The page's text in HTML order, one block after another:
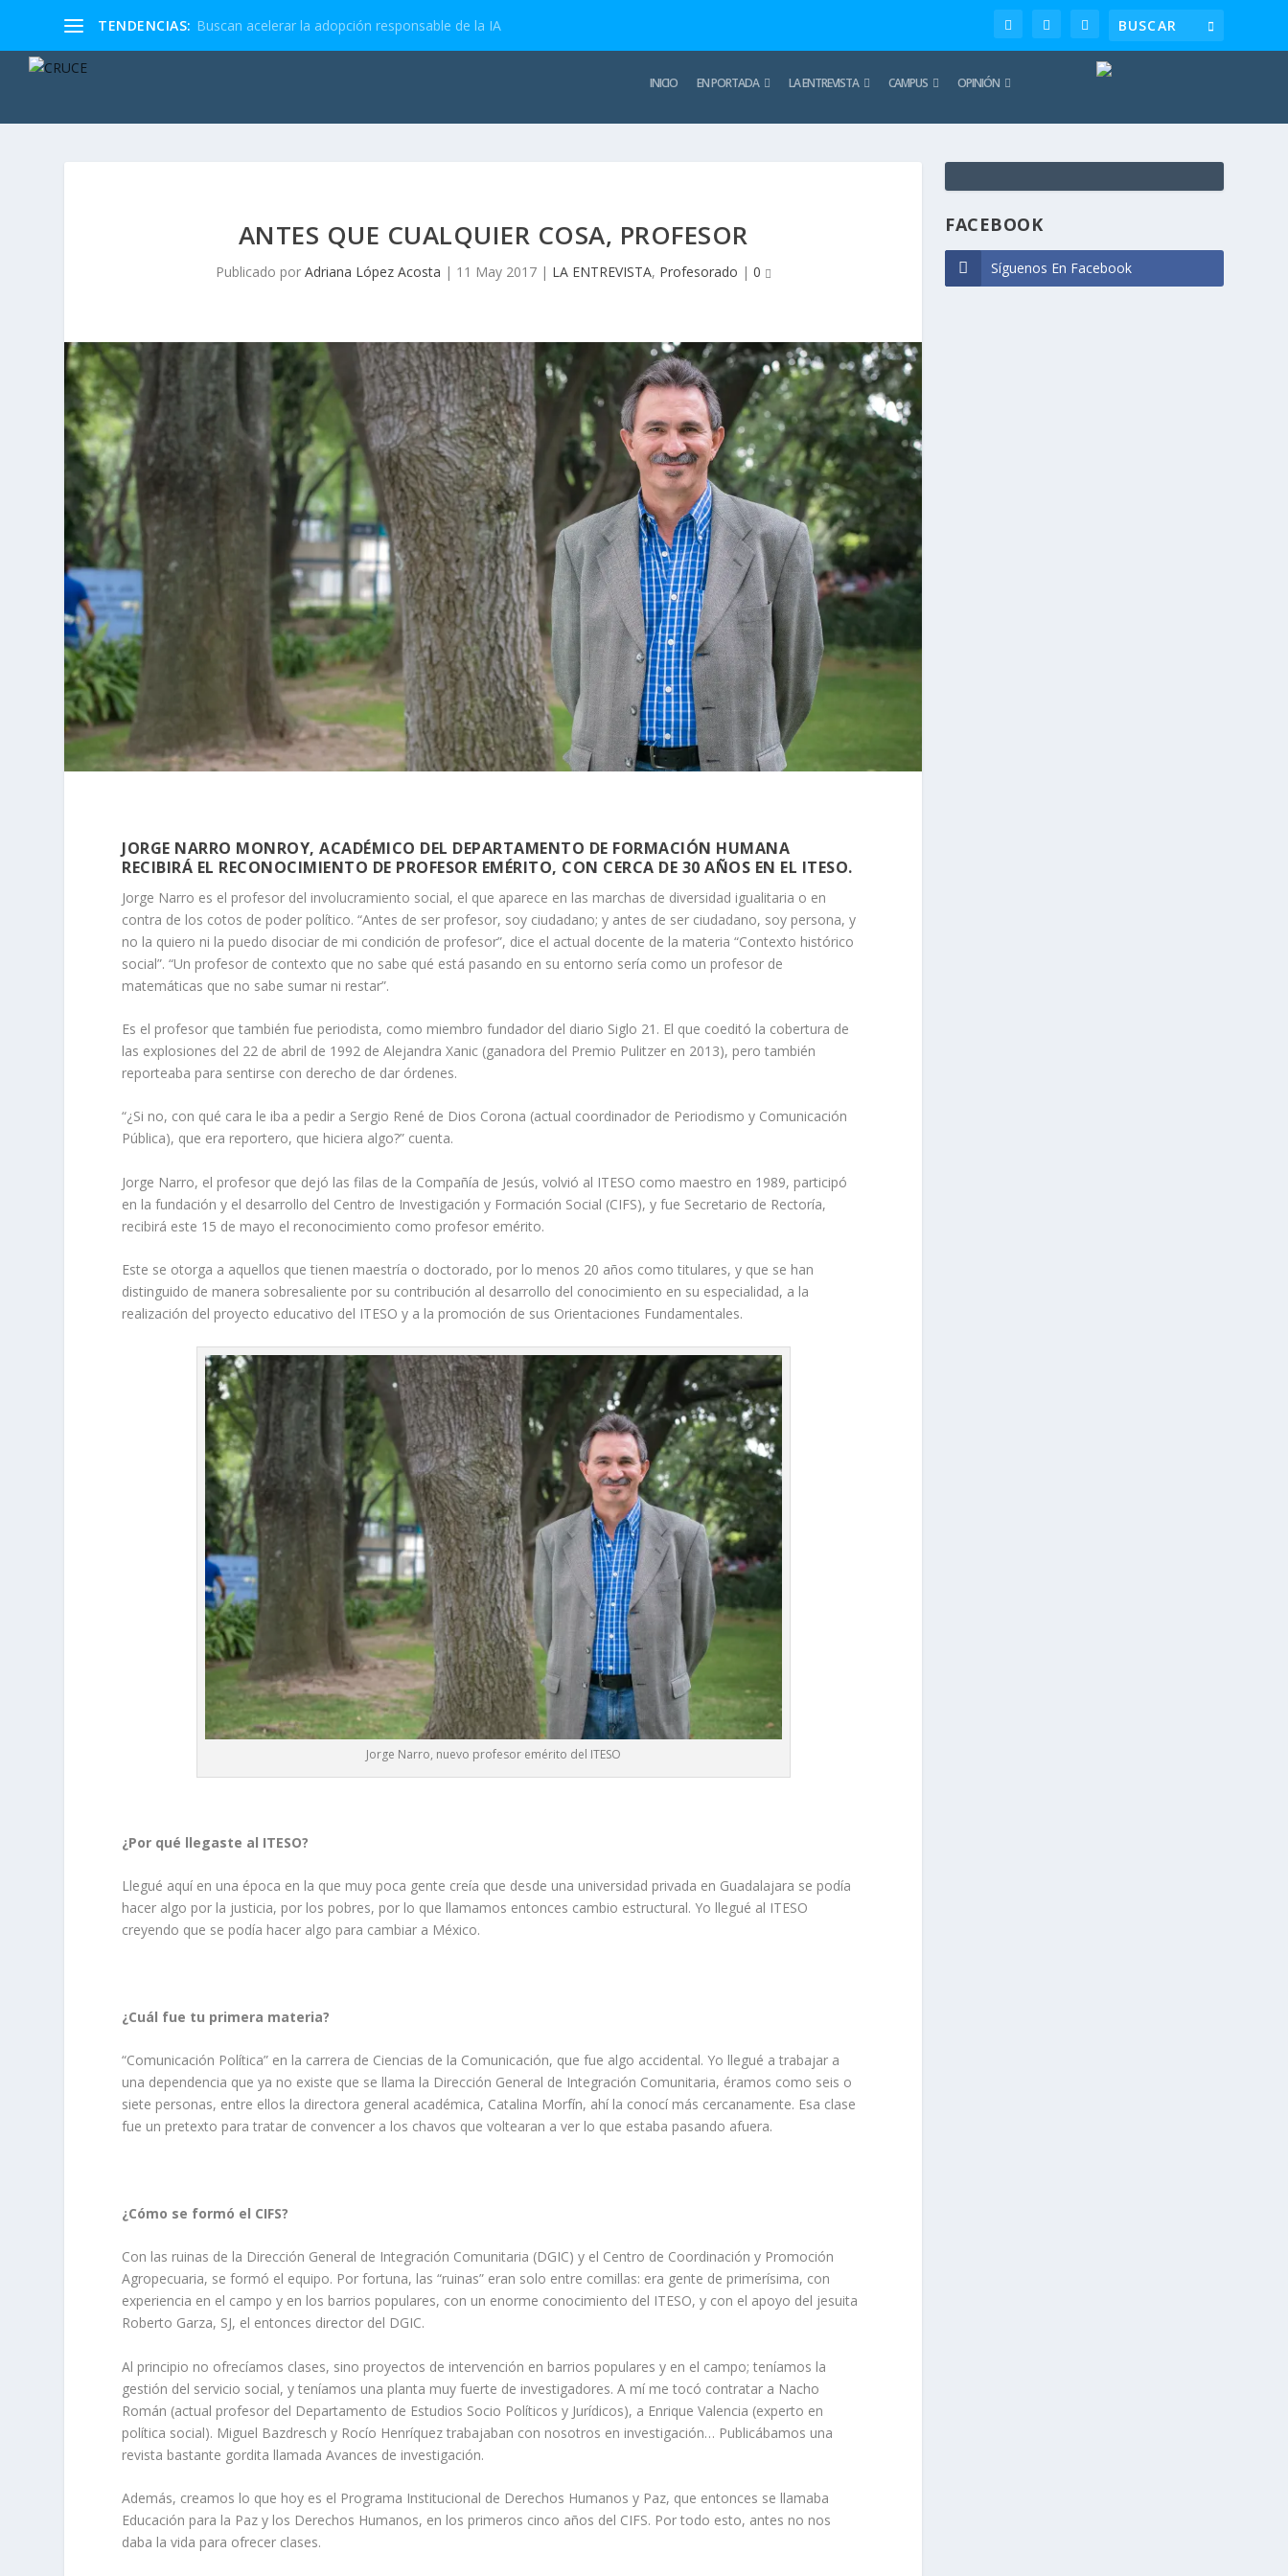
TENDENCIAS: Buscan acelerar la adopción responsable de la IA
INICIO EN PORTADA LA ENTREVISTA CAMPUS OPINIÓN
ANTES QUE CUALQUIER COSA, PROFESOR
Publicado por Adriana López Acosta | 11 May 2017| LA ENTREVISTA, Profesorado | 0
JORGE NARRO MONROY, ACADÉMICO DEL DEPARTAMENTO DE FORMACIÓN HUMANA
RECIBIRÁ EL RECONOCIMIENTO DE PROFESOR EMÉRITO, CON CERCA DE 30 AÑOS EN EL ITESO.
Jorge Narro es el profesor del involucramiento social, el que aparece en las marchas de diversidad igualitaria o en
contra de los cotos de poder político. “Antes de ser profesor, soy ciudadano; y antes de ser ciudadano, soy persona, y
no la quiero ni la puedo disociar de mi condición de profesor”, dice el actual docente de la materia “Contexto histórico
social”. “Un profesor de contexto que no sabe qué está pasando en su entorno sería como un profesor de
matemáticas que no sabe sumar ni restar”.
Es el profesor que también fue periodista, como miembro fundador del diario Siglo 21. El que coeditó la cobertura de
las explosiones del 22 de abril de 1992 de Alejandra Xanic (ganadora del Premio Pulitzer en 2013), pero también
reporteaba para sentirse con derecho de dar órdenes.
“¿Si no, con qué cara le iba a pedir a Sergio René de Dios Corona (actual coordinador de Periodismo y Comunicación
Pública), que era reportero, que hiciera algo?” cuenta.
Jorge Narro, el profesor que dejó las filas de la Compañía de Jesús, volvió al ITESO como maestro en 1989, participó
en la fundación y el desarrollo del Centro de Investigación y Formación Social (CIFS), y fue Secretario de Rectoría,
recibirá este 15 de mayo el reconocimiento como profesor emérito.
Este se otorga a aquellos que tienen maestría o doctorado, por lo menos 20 años como titulares, y que se han
distinguido de manera sobresaliente por su contribución al desarrollo del conocimiento en su especialidad, a la
realización del proyecto educativo del ITESO y a la promoción de sus Orientaciones Fundamentales.
Jorge Narro, nuevo profesor emérito del ITESO
¿Por qué llegaste al ITESO?
Llegué aquí en una época en la que muy poca gente creía que desde una universidad privada en Guadalajara se podía
hacer algo por la justicia, por los pobres, por lo que llamamos entonces cambio estructural. Yo llegué al ITESO
creyendo que se podía hacer algo para cambiar a México.
¿Cuál fue tu primera materia?
“Comunicación Política” en la carrera de Ciencias de la Comunicación, que fue algo accidental. Yo llegué a trabajar a
una dependencia que ya no existe que se llama la Dirección General de Integración Comunitaria, éramos como seis o
siete personas, entre ellos la directora general académica, Catalina Morfín, ahí la conocí más cercanamente. Esa clase
fue un pretexto para tratar de convencer a los chavos que voltearan a ver lo que estaba pasando afuera.
¿Cómo se formó el CIFS?
Con las ruinas de la Dirección General de Integración Comunitaria (DGIC) y el Centro de Coordinación y Promoción
Agropecuaria, se formó el equipo. Por fortuna, las “ruinas” eran solo entre comillas: era gente de primerísima, con
experiencia en el campo y en los barrios populares, con un enorme conocimiento del ITESO, y con el apoyo del jesuita
Roberto Garza, SJ, el entonces director del DGIC.
Al principio no ofrecíamos clases, sino proyectos de intervención en barrios populares y en el campo; teníamos la
gestión del servicio social, y teníamos una planta muy fuerte de investigadores. A mí me tocó contratar a Nacho
Román (actual profesor del Departamento de Estudios Socio Políticos y Jurídicos), a Enrique Valencia (experto en
política social). Miguel Bazdresch y Rocío Henríquez trabajaban con nosotros en investigación… Publicábamos una
revista bastante gordita llamada Avances de investigación.
Además, creamos lo que hoy es el Programa Institucional de Derechos Humanos y Paz, que entonces se llamaba
Educación para la Paz y los Derechos Humanos, en los primeros cinco años del CIFS. Por todo esto, antes no nos
daba la vida para ofrecer clases.
FACEBOOK
Síguenos En Facebook